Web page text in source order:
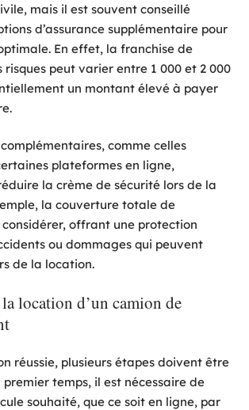
mais il est souvent conseillé
d’assurance supplémentaire pour
En effet, la franchise de
risques peut varier entre 1 000 et 2 000
un montant élevé à payer
comme celles
plateformes en ligne,
la crème de sécurité lors de la
la couverture totale de
considérer, offrant une protection
ou dommages qui peuvent
de la location.
la location d’un camion de
réussie, plusieurs étapes doivent être
premier temps, il est nécessaire de
souhaité, que ce soit en ligne, par